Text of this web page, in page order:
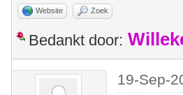
Website Zoek
Bedankt door:
19-Sep-